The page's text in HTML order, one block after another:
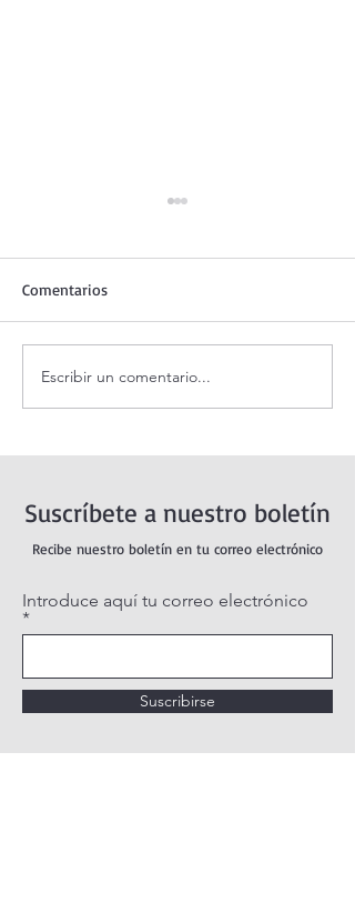
Santo Rosario de hoy
viernes. Misterios
Comentarios
Escribir un comentario...
Suscríbete a nuestro boletín
Recibe nuestro boletín en tu correo electrónico
Introduce aquí tu correo electrónico
Suscribirse